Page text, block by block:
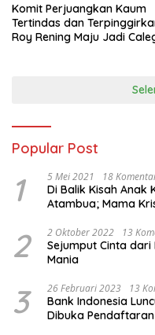
Komit Perjuangkan Kaum
Tertindas dan
Roy Rening Maju Jadi
Popular Post
1 5 Mei 2021 18
Di Balik Kisah Anak
Atambua; Mama
2 2 Oktober 2022 13
Sejumput Cinta
Mania
3 26 Februari 2023 13
Bank Indonesia
Dibuka